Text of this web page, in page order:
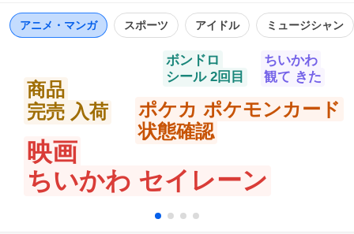
https://t.co/e1NcR6IK0c https://t.co/on7IEPfF3Z
数
アニメ・マンガ スポーツ アイドル ミュージシャン
映画
ちいかわ セイレーン
ポケカ ポケモンカード
状態確認
商品
完売 入荷
ボンドロ
シール 2回目
ちいかわ
観て きた